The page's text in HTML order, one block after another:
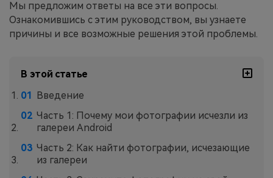
Приложение MobileTrans
Передавайте данные смартфона,
Мы предложим ответы на все эти вопросы.
Ознакомившись с этим руководством, вы узнаете
причины и все возможные решения этой проблемы.
В этой статье
Введение
Часть 1: Почему мои фотографии исчезли из
галереи Android
Часть 2: Как найти фотографии, исчезающие
из галереи